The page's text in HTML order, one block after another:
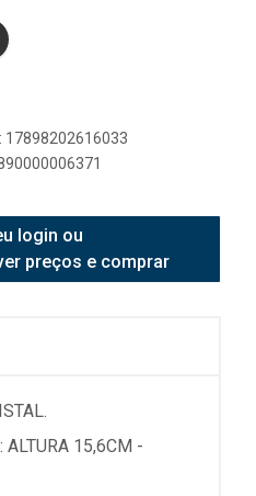
17898202616033
login ou
preços e comprar
ALTURA 15,6CM -